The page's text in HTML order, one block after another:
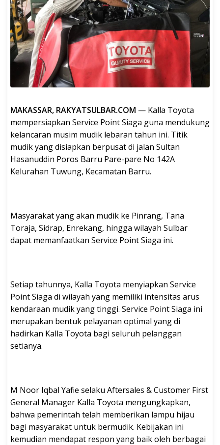
MAKASSAR, RAKYATSULBAR.COM — Kalla Toyota
mempersiapkan Service Point Siaga guna mendukung
kelancaran musim mudik lebaran tahun ini. Titik
mudik yang disiapkan berpusat di jalan Sultan
Hasanuddin Poros Barru Pare-pare No 142A
Kelurahan Tuwung, Kecamatan Barru.
Masyarakat yang akan mudik ke Pinrang, Tana
Toraja, Sidrap, Enrekang, hingga wilayah Sulbar
dapat memanfaatkan Service Point Siaga ini.
Setiap tahunnya, Kalla Toyota menyiapkan Service
Point Siaga di wilayah yang memiliki intensitas arus
kendaraan mudik yang tinggi. Service Point Siaga ini
merupakan bentuk pelayanan optimal yang di
hadirkan Kalla Toyota bagi seluruh pelanggan
setianya.
M Noor Iqbal Yafie selaku Aftersales & Customer First
General Manager Kalla Toyota mengungkapkan,
bahwa pemerintah telah memberikan lampu hijau
bagi masyarakat untuk bermudik. Kebijakan ini
kemudian mendapat respon yang baik oleh berbagai